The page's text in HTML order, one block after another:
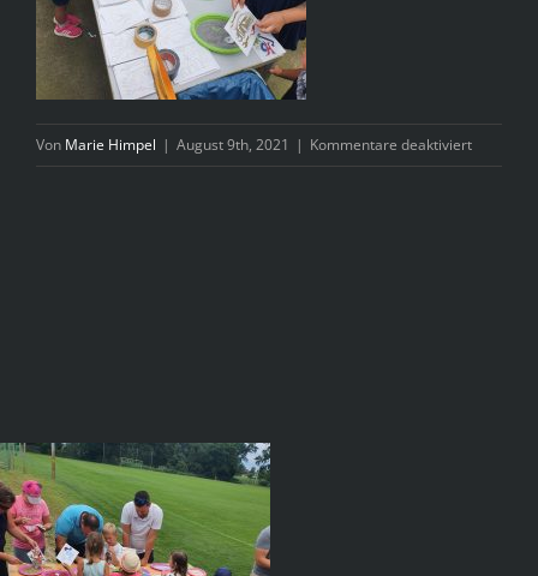
Von Marie Himpel | August 9th, 2021 | Kommentare deaktiviertfür